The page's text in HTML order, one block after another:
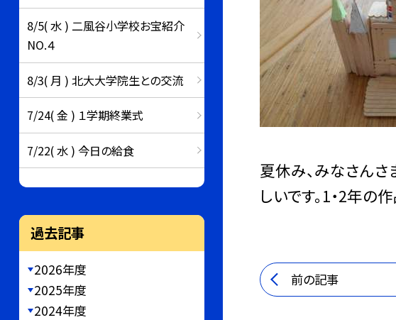
夏休み、みなさんさ
しいです。1・2年の
前の記事
8/5( 水 ) 二風谷小学校お宝紹介
NO.４
8/3( 月 ) 北大大学院生との交流
7/24( 金 ) １学期終業式
7/22( 水 ) 今日の給食
過去記事
2026年度
2025年度
2024年度